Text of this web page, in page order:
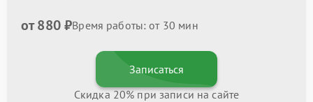
от 880 ₽Время работы: от 30 мин
Записаться
Скидка 20% при записи на сайте